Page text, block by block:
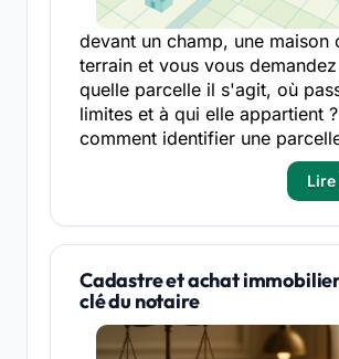
devant un champ, une maison
terrain et vous vous
quelle parcelle il s'agit, où
limites et à qui elle appartient
comment identifier une
Cadastre et achat
clé du notaire